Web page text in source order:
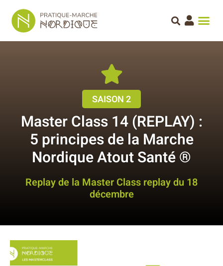
SAISON 2
Master Class 14 (REPLAY) :
5 principes de la Marche
Nordique Atout Santé ®
Replay de la Master Class replay du 18
décembre